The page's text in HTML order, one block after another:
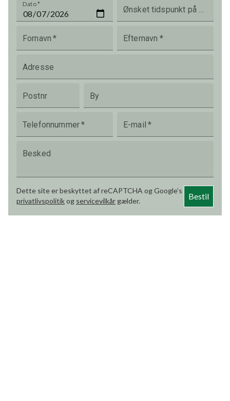
Dato*
Ønsket tidspunkt på dagen
Fornavn * Efternavn *
Adresse
Postnr By
Telefonnummer* E-mail *
Besked
Dette site er beskyttet af reCAPTCHA og Google’s
privatlivspolitikog servicevilkår gælder. Bestil